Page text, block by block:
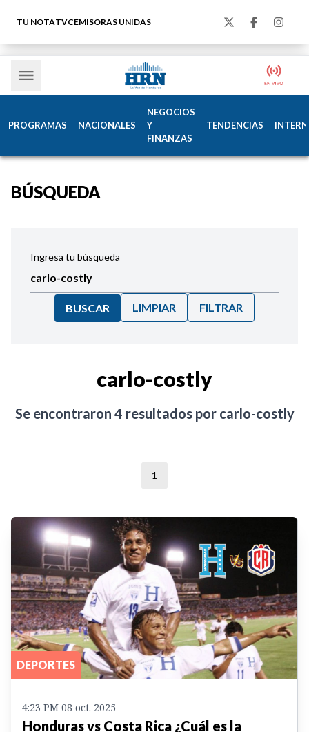
TU NOTATVCEMISORAS UNIDAS
PROGRAMAS NACIONALES
NEGOCIOS
Y
FINANZAS
TENDENCIAS
BÚSQUEDA
Ingresa tu búsqueda
BUSCAR LIMPIAR FILTRAR
carlo-costly
Se encontraron 4 resultados por carlo-costly
1
DEPORTES
4:23 PM 08 oct. 2025
Honduras vs Costa Rica ¿Cuál es la